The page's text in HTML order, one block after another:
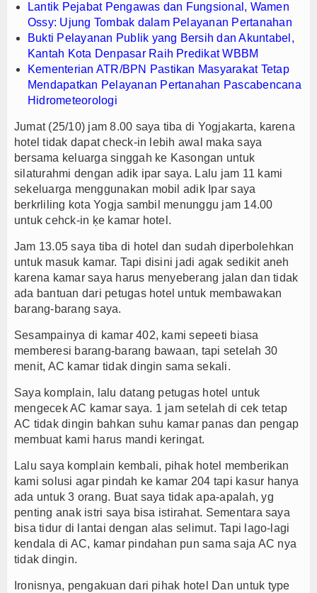
Lantik Pejabat Pengawas dan Fungsional, Wamen
Ossy: Ujung Tombak dalam Pelayanan Pertanahan
Bukti Pelayanan Publik yang Bersih dan Akuntabel,
Kantah Kota Denpasar Raih Predikat WBBM
Kementerian ATR/BPN Pastikan Masyarakat Tetap
Mendapatkan Pelayanan Pertanahan Pascabencana
Hidrometeorologi
Jumat (25/10) jam 8.00 saya tiba di Yogjakarta, karena
hotel tidak dapat check-in lebih awal maka saya
bersama keluarga singgah ke Kasongan untuk
silaturahmi dengan adik ipar saya. Lalu jam 11 kami
sekeluarga menggunakan mobil adik Ipar saya
berkrliling kota Yogja sambil menunggu jam 14.00
untuk cehck-in ķe kamar hotel.
Jam 13.05 saya tiba di hotel dan sudah diperbolehkan
untuk masuk kamar. Tapi disini jadi agak sedikit aneh
karena kamar saya harus menyeberang jalan dan tidak
ada bantuan dari petugas hotel untuk membawakan
barang-barang saya.
Sesampainya di kamar 402, kami sepeeti biasa
memberesi barang-barang bawaan, tapi setelah 30
menit, AC kamar tidak dingin sama sekali.
Saya komplain, lalu datang petugas hotel untuk
mengecek AC kamar saya. 1 jam setelah di cek tetap
AC tidak dingin bahkan suhu kamar panas dan pengap
membuat kami harus mandi keringat.
Lalu saya komplain kembali, pihak hotel memberikan
kami solusi agar pindah ke kamar 204 tapi kasur hanya
ada untuk 3 orang. Buat saya tidak apa-apalah, yg
penting anak istri saya bisa istirahat. Sementara saya
bisa tidur di lantai dengan alas selimut. Tapi lago-lagi
kendala di AC, kamar pindahan pun sama saja AC nya
tidak dingin.
Ironisnya, pengakuan dari pihak hotel Dan untuk type